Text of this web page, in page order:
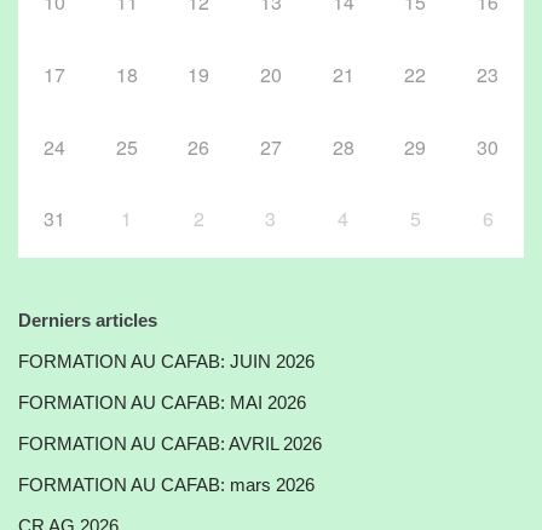
17 18 19 20 21 22 23
24 25 26 27 28 29 30
31 1 2 3 4 5 6
Derniers articles
FORMATION AU CAFAB: JUIN 2026
FORMATION AU CAFAB: MAI 2026
FORMATION AU CAFAB: AVRIL 2026
FORMATION AU CAFAB: mars 2026